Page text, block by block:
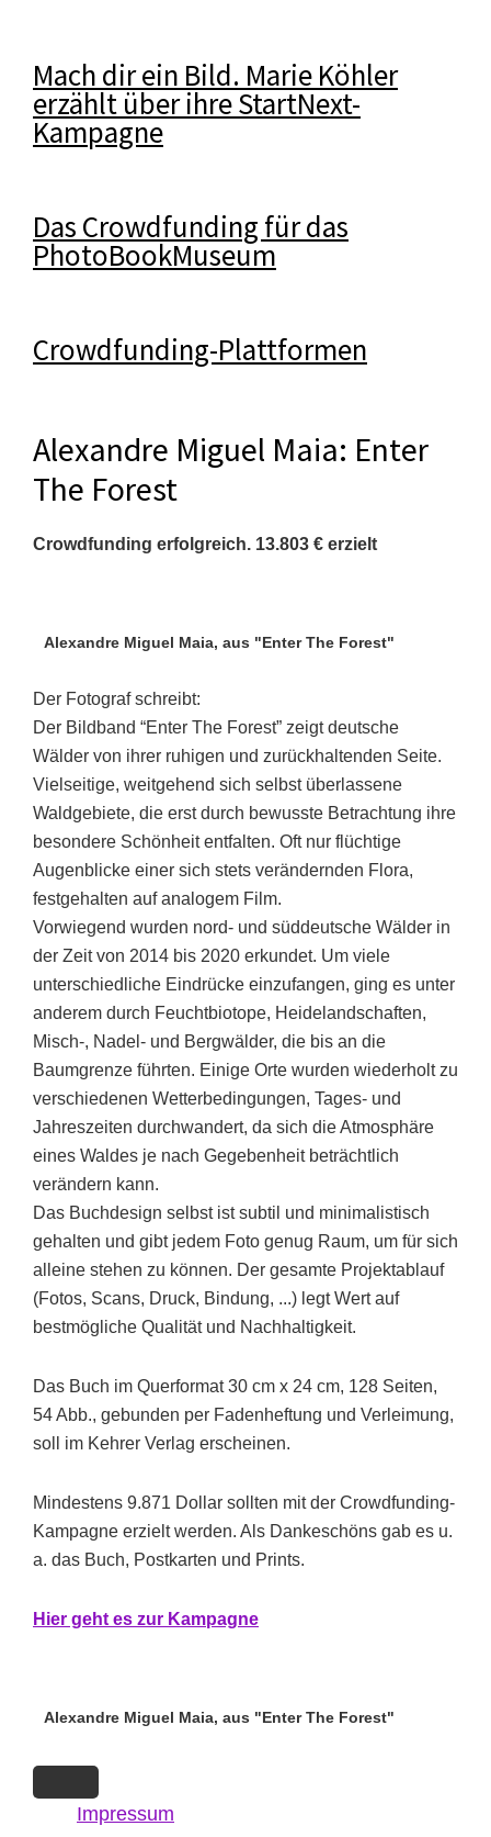
Mach dir ein Bild. Marie Köhler
erzählt über ihre StartNext-
Kampagne
Das Crowdfunding für das
PhotoBookMuseum
Crowdfunding-Plattformen
Alexandre Miguel Maia: Enter
The Forest
Crowdfunding erfolgreich. 13.803 € erzielt
Alexandre Miguel Maia, aus "Enter The Forest"
Der Fotograf schreibt:
Der Bildband “Enter The Forest” zeigt deutsche
Wälder von ihrer ruhigen und zurückhaltenden Seite.
Vielseitige, weitgehend sich selbst überlassene
Waldgebiete, die erst durch bewusste Betrachtung ihre
besondere Schönheit entfalten. Oft nur flüchtige
Augenblicke einer sich stets verändernden Flora,
festgehalten auf analogem Film.
Vorwiegend wurden nord- und süddeutsche Wälder in
der Zeit von 2014 bis 2020 erkundet. Um viele
unterschiedliche Eindrücke einzufangen, ging es unter
anderem durch Feuchtbiotope, Heidelandschaften,
Misch-, Nadel- und Bergwälder, die bis an die
Baumgrenze führten. Einige Orte wurden wiederholt zu
verschiedenen Wetterbedingungen, Tages- und
Jahreszeiten durchwandert, da sich die Atmosphäre
eines Waldes je nach Gegebenheit beträchtlich
verändern kann.
Das Buchdesign selbst ist subtil und minimalistisch
gehalten und gibt jedem Foto genug Raum, um für sich
alleine stehen zu können. Der gesamte Projektablauf
(Fotos, Scans, Druck, Bindung, ...) legt Wert auf
bestmögliche Qualität und Nachhaltigkeit.
Das Buch im Querformat 30 cm x 24 cm, 128 Seiten,
54 Abb., gebunden per Fadenheftung und Verleimung,
soll im Kehrer Verlag erscheinen.
Mindestens 9.871 Dollar sollten mit der Crowdfunding-
Kampagne erzielt werden. Als Dankeschöns gab es u.
a. das Buch, Postkarten und Prints.
Hier geht es zur Kampagne
Alexandre Miguel Maia, aus "Enter The Forest"
Impressum